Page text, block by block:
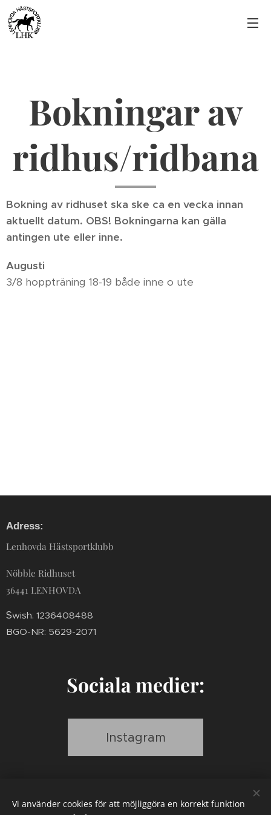
Bokningar av
ridhus/ridbana
Bokning av ridhuset ska ske ca en vecka innan
aktuellt datum. OBS! Bokningarna kan gälla
antingen ute eller inne.
Augusti
3/8 hoppträning 18-19 både inne o ute
Adress:
Lenhovda Hästsportklubb
Nöbble Ridhuset
36441 LENHOVDA
Swish: 1236408488
BGO-NR: 5629-2071
Sociala medier:
Instagram
Facebook
Vi använder cookies för att möjliggöra en korrekt funktion